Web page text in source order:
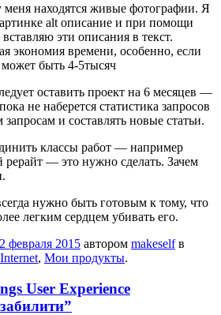
меня находятся живые фотографии. Я
alt описание и при помощи
эти описания в текст.
экономия времени, особенно, если
быть 4-5тысяч
оставить проект на 6 месяцев —
не наберется статистика запросов
и составлять новые статьи.
классы работ — например
рерайт — это нужно сделать. Зачем
нужно быть готовым к тому, что
легким сердцем убивать его.
февраля 2015 автором makeselfв
Internet, Мои продукты.
User Experience